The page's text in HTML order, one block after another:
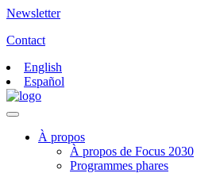
Newsletter
Contact
English
Español
À propos
À propos de Focus 2030
Programmes phares